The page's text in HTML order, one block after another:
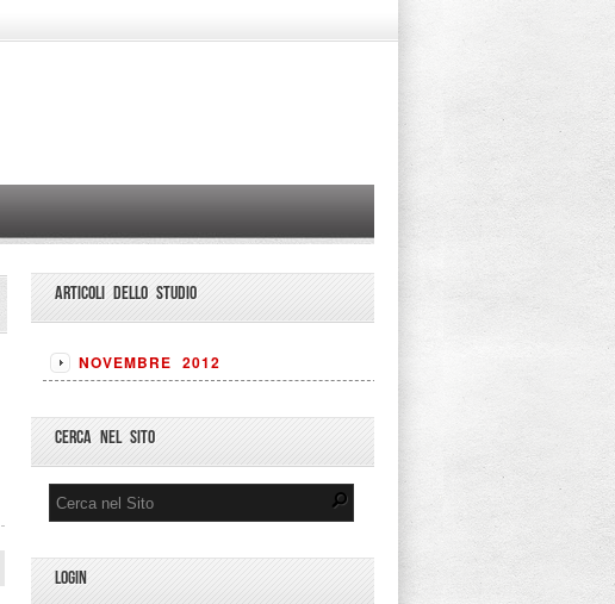
ARTICOLI DELLO STUDIO
NOVEMBRE 2012
CERCA NEL SITO
LOGIN